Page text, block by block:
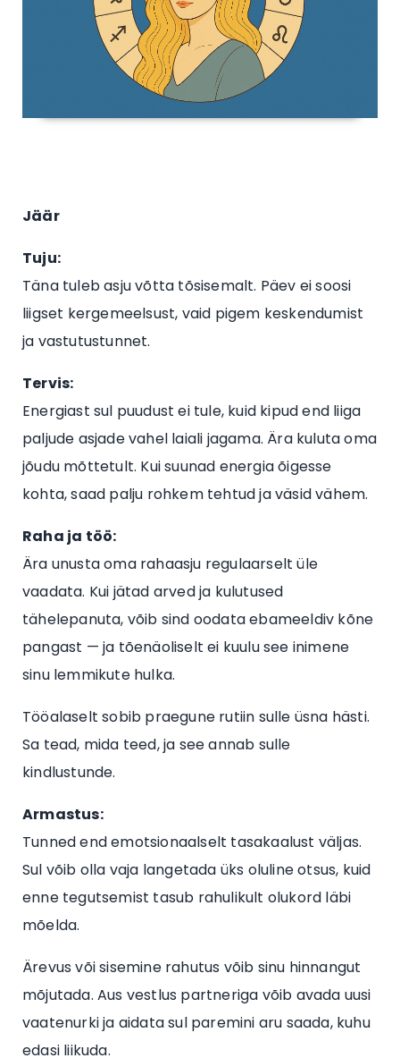
Jäär
Tuju:
Täna tuleb asju võtta tõsisemalt. Päev ei soosi
liigset kergemeelsust, vaid pigem keskendumist
ja vastutustunnet.
Tervis:
Energiast sul puudust ei tule, kuid kipud end liiga
paljude asjade vahel laiali jagama. Ära kuluta oma
jõudu mõttetult. Kui suunad energia õigesse
kohta, saad palju rohkem tehtud ja väsid vähem.
Raha ja töö:
Ära unusta oma rahaasju regulaarselt üle
vaadata. Kui jätad arved ja kulutused
tähelepanuta, võib sind oodata ebameeldiv kõne
pangast — ja tõenäoliselt ei kuulu see inimene
sinu lemmikute hulka.
Tööalaselt sobib praegune rutiin sulle üsna hästi.
Sa tead, mida teed, ja see annab sulle
kindlustunde.
Armastus:
Tunned end emotsionaalselt tasakaalust väljas.
Sul võib olla vaja langetada üks oluline otsus, kuid
enne tegutsemist tasub rahulikult olukord läbi
mõelda.
Ärevus või sisemine rahutus võib sinu hinnangut
mõjutada. Aus vestlus partneriga võib avada uusi
vaatenurki ja aidata sul paremini aru saada, kuhu
edasi liikuda.